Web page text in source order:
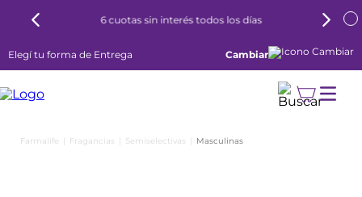
6 cuotas sin interés todos los días
Elegí tu forma de Entrega Cambiar
Fragancias Semiselectivas Masculinas